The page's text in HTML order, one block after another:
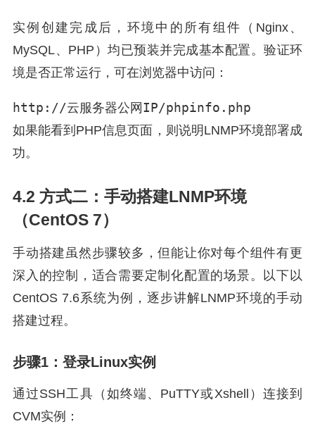
实例创建完成后，环境中的所有组件（Nginx、
MySQL、PHP）均已预装并完成基本配置。验证环
境是否正常运行，可在浏览器中访问：
http://云服务器公网IP/phpinfo.php
如果能看到PHP信息页面，则说明LNMP环境部署成
功。
4.2 方式二：手动搭建LNMP环境
（CentOS 7）
手动搭建虽然步骤较多，但能让你对每个组件有更
深入的控制，适合需要定制化配置的场景。以下以
CentOS 7.6系统为例，逐步讲解LNMP环境的手动
搭建过程。
步骤1：登录Linux实例
通过SSH工具（如终端、PuTTY或Xshell）连接到
CVM实例：